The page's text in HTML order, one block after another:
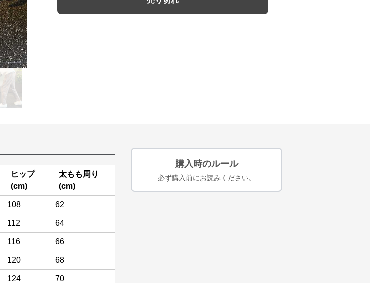
ヒップ
(cm)
太もも周り
(cm)
108 62
112 64
116 66
120 68
124 70
購入時のルール
必ず購入前にお読みください。